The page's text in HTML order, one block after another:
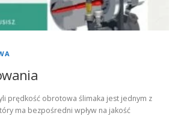
prędkość obrotowa ślimaka jest jednym z
ma bezpośredni wpływ na jakość